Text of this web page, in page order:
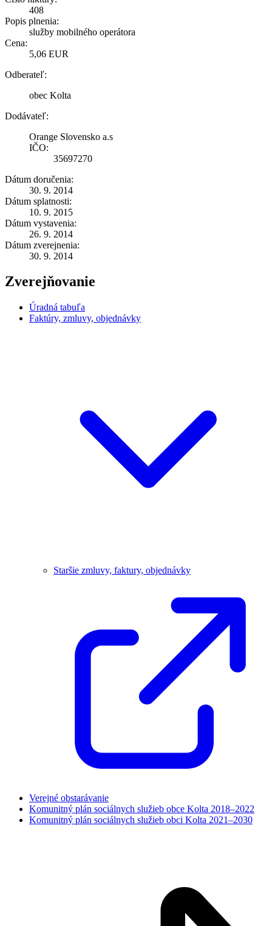
408
Popis plnenia:
služby mobilného operátora
Cena:
5,06 EUR
Odberateľ:
obec Kolta
Dodávateľ:
Orange Slovensko a.s
IČO:
35697270
Dátum doručenia:
30. 9. 2014
Dátum splatnosti:
10. 9. 2015
Dátum vystavenia:
26. 9. 2014
Dátum zverejnenia:
30. 9. 2014
Zverejňovanie
Úradná tabuľa
Faktúry, zmluvy, objednávky
Staršie zmluvy, faktury, objednávky
Verejné obstarávanie
Komunitný plán sociálnych služieb obce Kolta 2018–2022
Komunitný plán sociálnych služieb obci Kolta 2021–2030